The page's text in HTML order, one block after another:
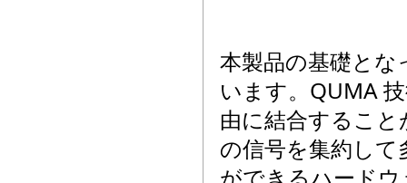
本製品の基礎と
います。QUMA
由に結合するこ
の信号を集約して